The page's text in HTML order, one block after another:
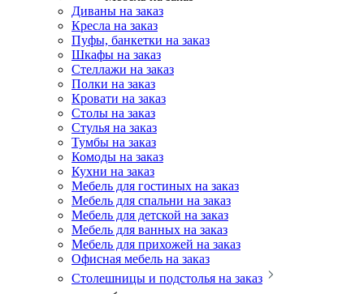
Диваны на заказ
Кресла на заказ
Пуфы, банкетки на заказ
Шкафы на заказ
Стеллажи на заказ
Полки на заказ
Кровати на заказ
Столы на заказ
Стулья на заказ
Тумбы на заказ
Комоды на заказ
Кухни на заказ
Мебель для гостиных на заказ
Мебель для спальни на заказ
Мебель для детской на заказ
Мебель для ванных на заказ
Мебель для прихожей на заказ
Офисная мебель на заказ
Столешницы и подстолья на заказ